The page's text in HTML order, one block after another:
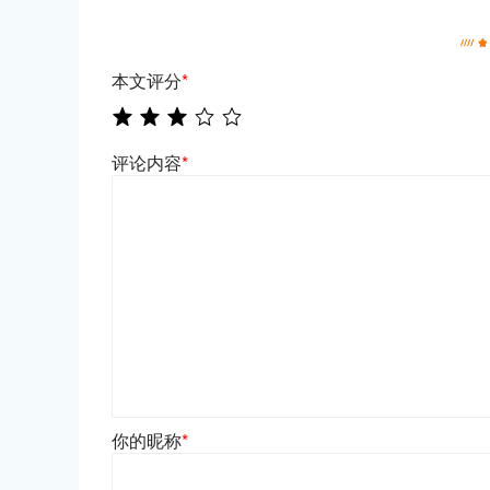
本文评分*
评论内容*
你的昵称*